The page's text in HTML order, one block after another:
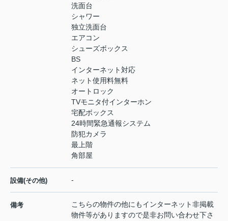
洗面台
シャワー
独立洗面台
エアコン
シューズボックス
BS
インターネット対応
ネット使用料無料
オートロック
TVモニタ付インターホン
宅配ボックス
24時間緊急通報システム
防犯カメラ
最上階
角部屋
設備(その他) -
備考
こちらの物件の他にもインターネット非掲載
物件等がありますので是非お問い合わせ下さ